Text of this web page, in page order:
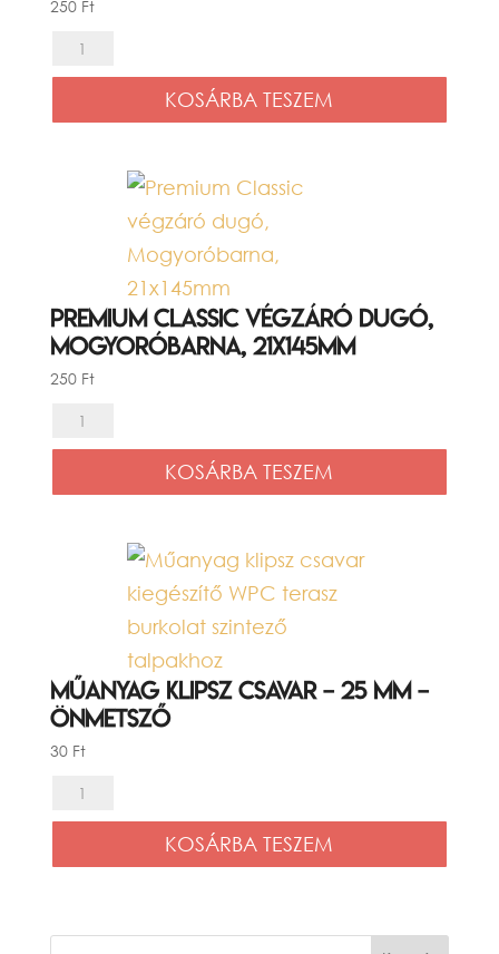
250 Ft
Premium
Classic
Sötétbarna,
21x145mm
mennyiség
KOSÁRBA TESZEM
Premium Classic végzáró dugó,
Mogyoróbarna, 21x145mm
250 Ft
Premium
Classic
Mogyoróbarna,
21x145mm
mennyiség
KOSÁRBA TESZEM
Műanyag klipsz csavar – 25 mm –
önmetsző
30 Ft
Műanyag
klipsz
KOSÁRBA TESZEM